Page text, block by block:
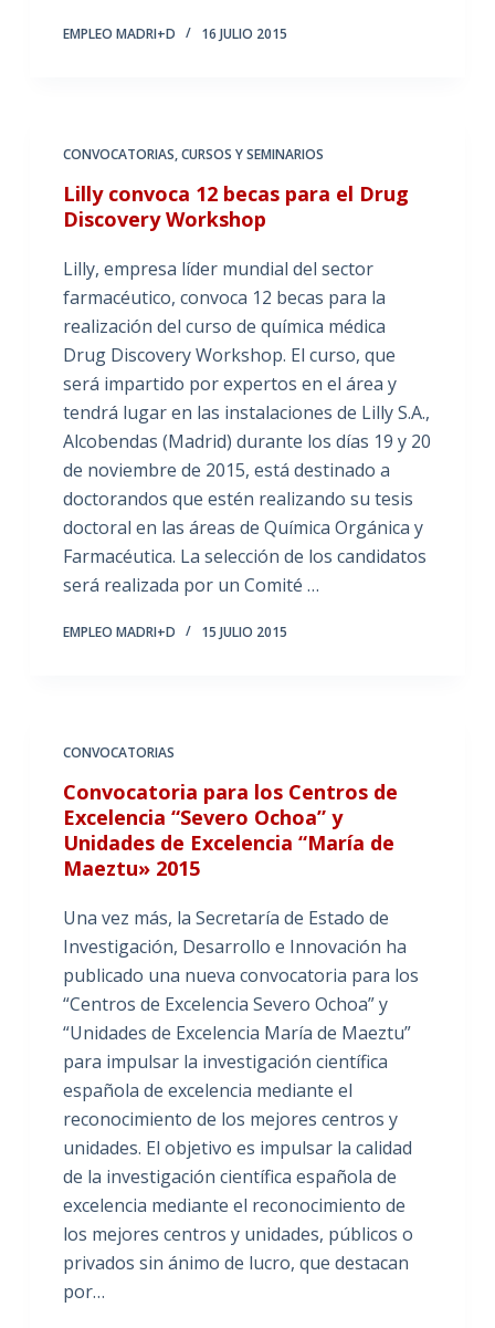
EMPLEO MADRI+D 16 JULIO 2015
CONVOCATORIAS,CURSOS Y SEMINARIOS
Lilly convoca 12 becas para el Drug
Discovery Workshop
Lilly, empresa líder mundial del sector
farmacéutico, convoca 12 becas para la
realización del curso de química médica
Drug Discovery Workshop. El curso, que
será impartido por expertos en el área y
tendrá lugar en las instalaciones de Lilly S.A.,
Alcobendas (Madrid) durante los días 19 y 20
de noviembre de 2015, está destinado a
doctorandos que estén realizando su tesis
doctoral en las áreas de Química Orgánica y
Farmacéutica. La selección de los candidatos
será realizada por un Comité …
EMPLEO MADRI+D 15 JULIO 2015
CONVOCATORIAS
Convocatoria para los Centros de
Excelencia “Severo Ochoa” y
Unidades de Excelencia “María de
Maeztu» 2015
Una vez más, la Secretaría de Estado de
Investigación, Desarrollo e Innovación ha
publicado una nueva convocatoria para los
“Centros de Excelencia Severo Ochoa” y
“Unidades de Excelencia María de Maeztu”
para impulsar la investigación científica
española de excelencia mediante el
reconocimiento de los mejores centros y
unidades. El objetivo es impulsar la calidad
de la investigación científica española de
excelencia mediante el reconocimiento de
los mejores centros y unidades, públicos o
privados sin ánimo de lucro, que destacan
por…